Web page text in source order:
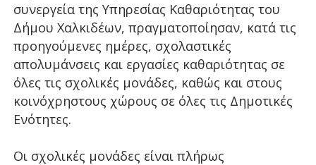
συνεργεία της Υπηρεσίας Καθαριότητας του
Δήμου Χαλκιδέων, πραγματοποίησαν, κατά τις
προηγούμενες ημέρες, σχολαστικές
απολυμάνσεις και εργασίες καθαριότητας σε
όλες τις σχολικές μονάδες, καθώς και στους
κοινόχρηστους χώρους σε όλες τις Δημοτικές
Ενότητες.
Οι σχολικές μονάδες είναι πλήρως